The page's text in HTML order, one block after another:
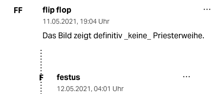
FF flip flop
11.05.2021, 19:04 Uhr
Das Bild zeigt definitiv _keine_ Priesterweihe.
F festus
12.05.2021, 04:01 Uhr